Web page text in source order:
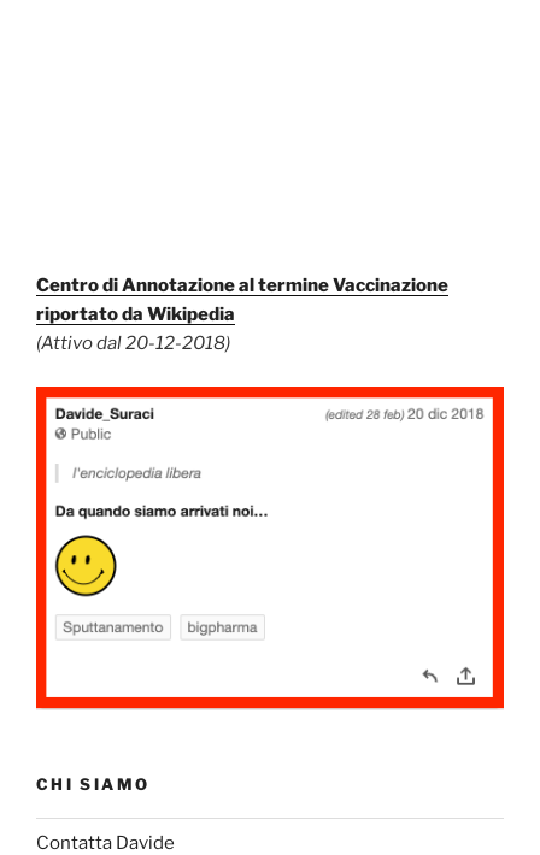
Centro di Annotazione al termine Vaccinazione
riportato da Wikipedia
(Attivo dal 20-12-2018)
CHI SIAMO
Contatta Davide